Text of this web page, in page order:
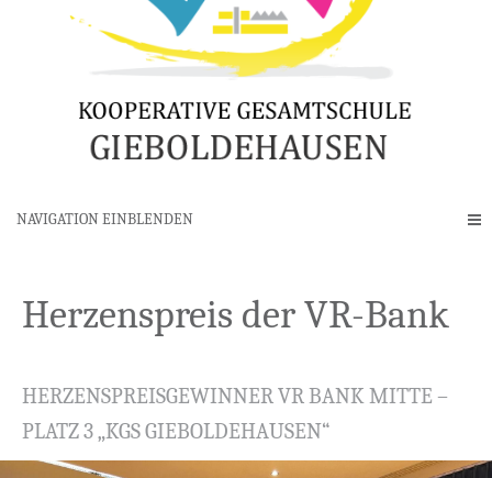
NAVIGATION EINBLENDEN
Herzenspreis der VR-Bank
HERZENSPREISGEWINNER VR BANK MITTE –
PLATZ 3 „KGS GIEBOLDEHAUSEN“